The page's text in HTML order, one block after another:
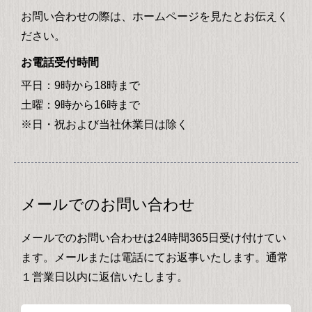
お問い合わせの際は、ホームページを見たとお伝えく
ださい。
お電話受付時間
平日：9時から18時まで
土曜：9時から16時まで
※日・祝および当社休業日は除く
メールでのお問い合わせ
メールでのお問い合わせは24時間365日受け付けてい
ます。メールまたは電話にてお返事いたします。通常
１営業日以内に返信いたします。